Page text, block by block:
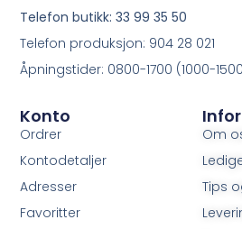
Om
Tips
Konto
Ordrer
Kontodetaljer
Adresser
Favoritter
Telefon butikk: 33 99 35 50
Telefon produksjon: 904 28 021
Åpningstider: 0800-1700 (1000-